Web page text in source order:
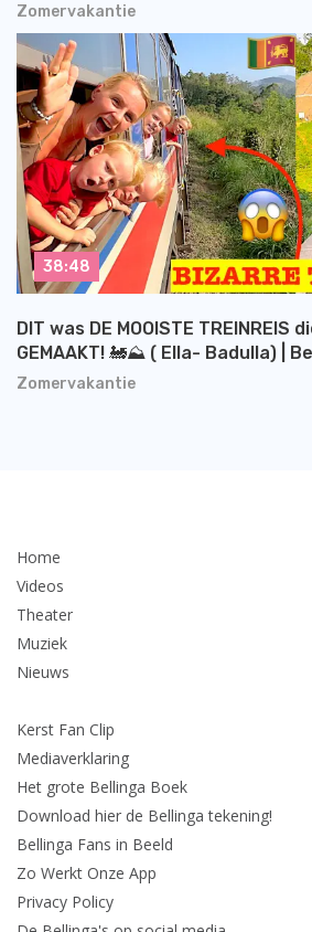
Zomervakantie
Zomervakantie
DIT was DE MOOISTE TREINREIS
GEMAAKT! 🚂⛰️ ( Ella- Badulla) |
38:48
Home
Videos
Theater
Muziek
Nieuws
Kerst Fan Clip
Mediaverklaring
Het grote Bellinga Boek
Download hier de Bellinga tekening!
Bellinga Fans in Beeld
Zo Werkt Onze App
Privacy Policy